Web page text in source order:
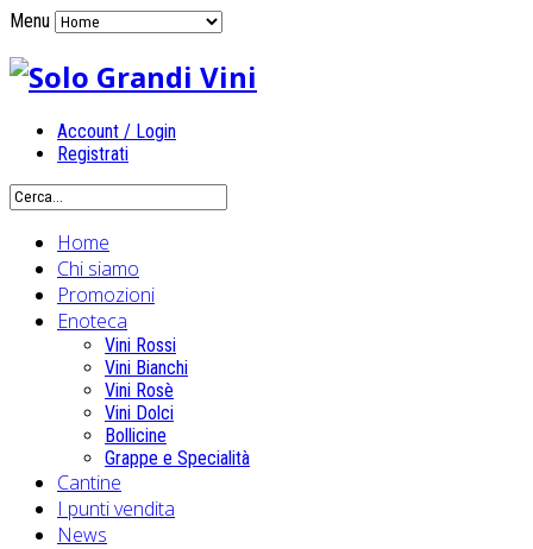
Menu
Account / Login
Registrati
Home
Chi siamo
Promozioni
Enoteca
Vini Rossi
Vini Bianchi
Vini Rosè
Vini Dolci
Bollicine
Grappe e Specialità
Cantine
I punti vendita
News